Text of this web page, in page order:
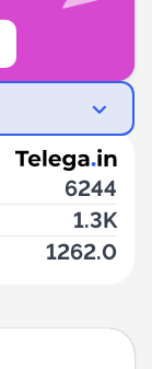
6244
1.3K
1262.0